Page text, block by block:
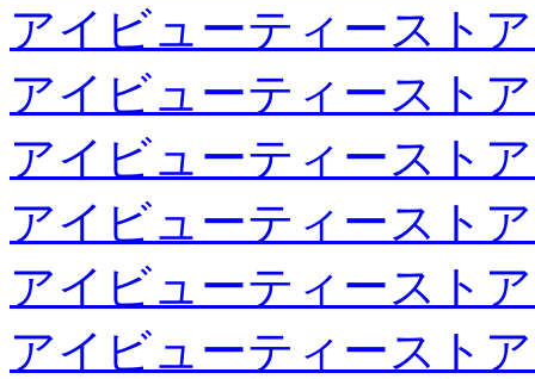
アイビューティースト
アイビューティースト
アイビューティースト
アイビューティースト
アイビューティースト
アイビューティースト